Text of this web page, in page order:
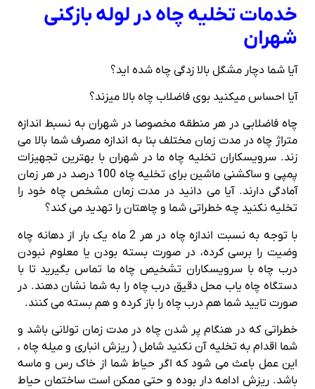
خدمات تخلیه چاه در لوله بازکنی
شهران
آیا شما دچار مشگل بالا زدگی چاه شده اید؟
آیا احساس میکنید بوی فاضلاب چاه بالا میزند؟
چاه فاضلابی در هر منطقه مخصوصا در شهران به نسبط اندازه
متراژ چاه در مدت زمان مختلف بنا به اندازه مصرف شما بالا می
زند. سرویسکاران تخلیه چاه ما در شهران با بهترین تجهیزات
پمپی و ساکشنی ماشین برای تخلیه چاه 100 درصد در هر زمان
آمادگی دارند. آیا می دانید در مدت زمان مشخص چاه خود را
تخلیه نکنید چه خطراتی شما و چاهتان را تهدید می کند؟
با توجه به نسبت اندازه چاه در هر 2 ماه یک بار از دهانه چاه
وضیت را برسی کرده، در صورت بسته بودن یا معلوم نبودن
درب چاه با سرویسکاران تشخیص چاه ما تماس بگیرید تا با
دستگاه چاه یاب محل دقیق درب چاه را به شما نشان دهند. در
صورت تایید شما هم درب چاه را باز کرده و هم بسته می کنند.
خطراتی که در هنگام پر شدن چاه در مدت زمان تولانی باشد و
شما اقدام به تخلیه آن نکنید شامل ( ریزش انباری و میله چاه ،
این عمل باعث می شود که اگر حیاط شما از خاک رس و ماسه
باشد. ریزش ادامه دار بوده و حتی ممکن است ساختمان حیاط